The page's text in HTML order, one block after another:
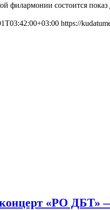
филармонии состоится
https://
«РО ДБТ»